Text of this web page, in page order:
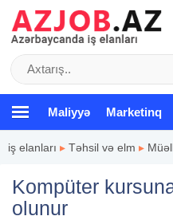
Maliyyə Marketinq
iş elanları ▸ Təhsil və elm ▸
Kompüter
olunur